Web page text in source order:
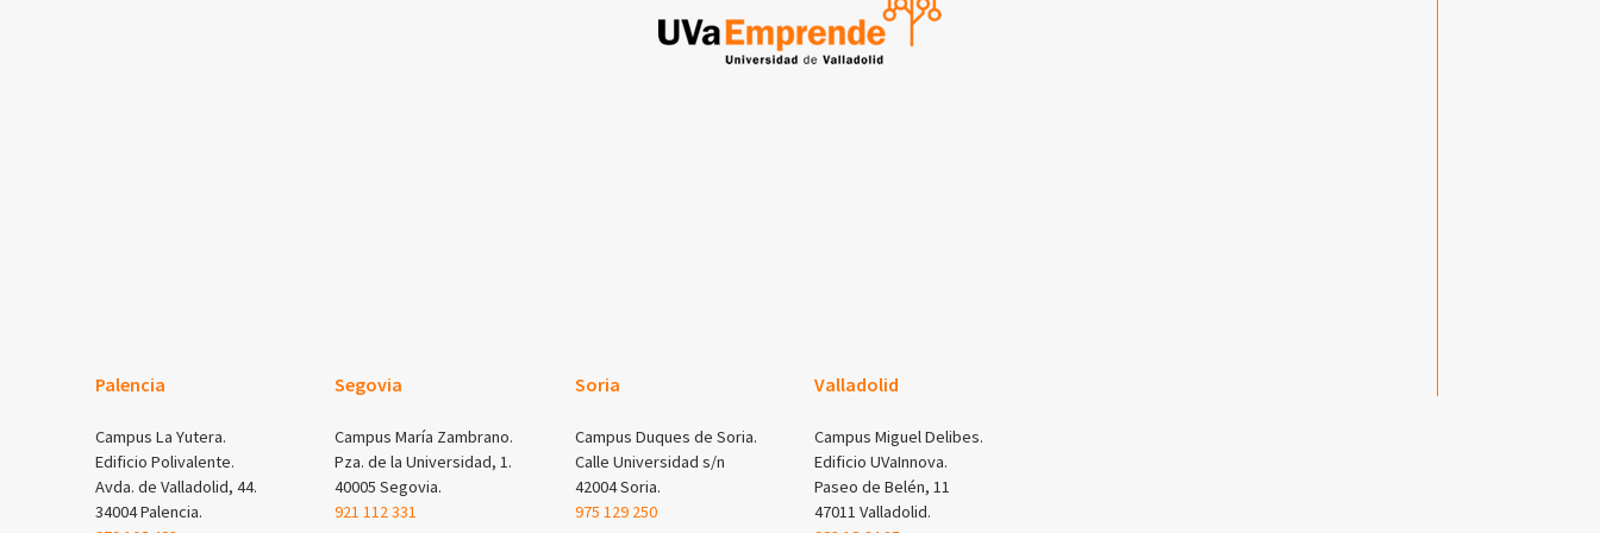
Palencia
Campus La Yutera.
Edificio Polivalente.
Avda. de Valladolid, 44.
34004 Palencia.
Segovia
Campus María Zambrano.
Pza. de la Universidad, 1.
40005 Segovia.
921 112 331
Soria
Campus Duques de Soria.
Calle Universidad s/n
42004 Soria.
975 129 250
Valladolid
Campus Miguel Delibes.
Edificio UVaInnova.
Paseo de Belén, 11
47011 Valladolid.